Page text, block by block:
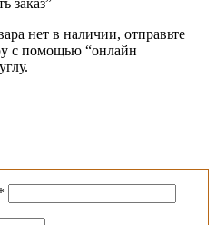
нет в наличии, отправьте
с помощью “онлайн